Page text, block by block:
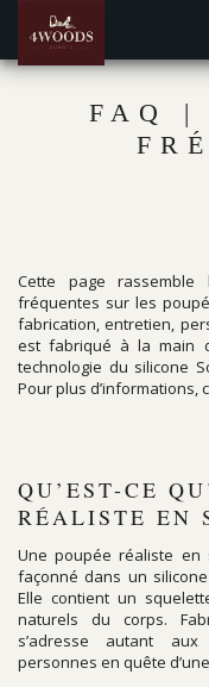
FAQ |
Cette page
fréquentes sur les
fabrication, entretien,
est fabriqué à la main
technologie du silicone
Pour plus d’informations,
QU’EST-CE
RÉALISTE EN
Une poupée réaliste en
façonné dans un
Elle contient un
naturels du corps.
s’adresse autant aux
personnes en quête